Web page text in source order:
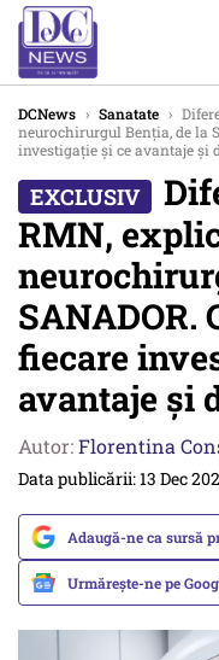
DCNews › Sanatate ›
neurochirurgul Benția, de la
investigație și ce avantaje și
RMN,
SANADOR.
fiecare
avantaje și
Autor:Florentina
Data publicării: 13 Dec
Adaugă-ne ca sursă
Urmărește-ne pe